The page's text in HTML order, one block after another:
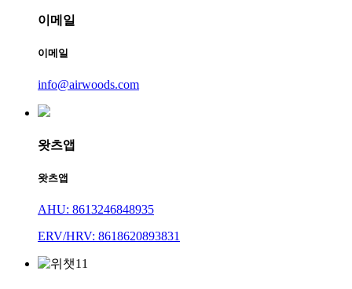
이메일
이메일
info@airwoods.com
왓츠앱
왓츠앱
AHU: 8613246848935
ERV/HRV: 8618620893831